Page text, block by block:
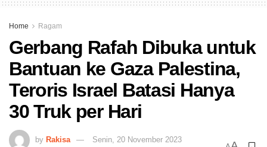
Home Ragam
Gerbang Rafah Dibuka untuk
Bantuan ke Gaza Palestina,
Teroris Israel Batasi Hanya
30 Truk per Hari
by Rakisa
Senin, 20 November 2023